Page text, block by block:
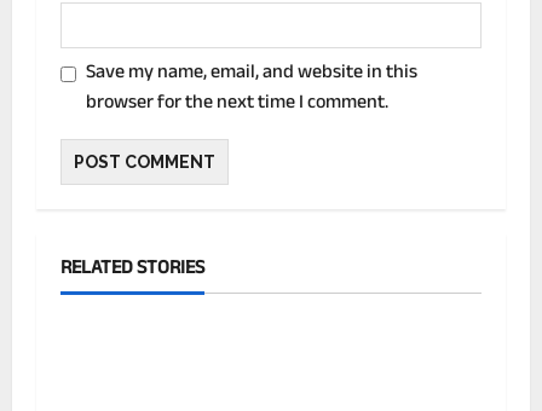
Save my name, email, and website in this
browser for the next time I comment.
RELATED STORIES
देश